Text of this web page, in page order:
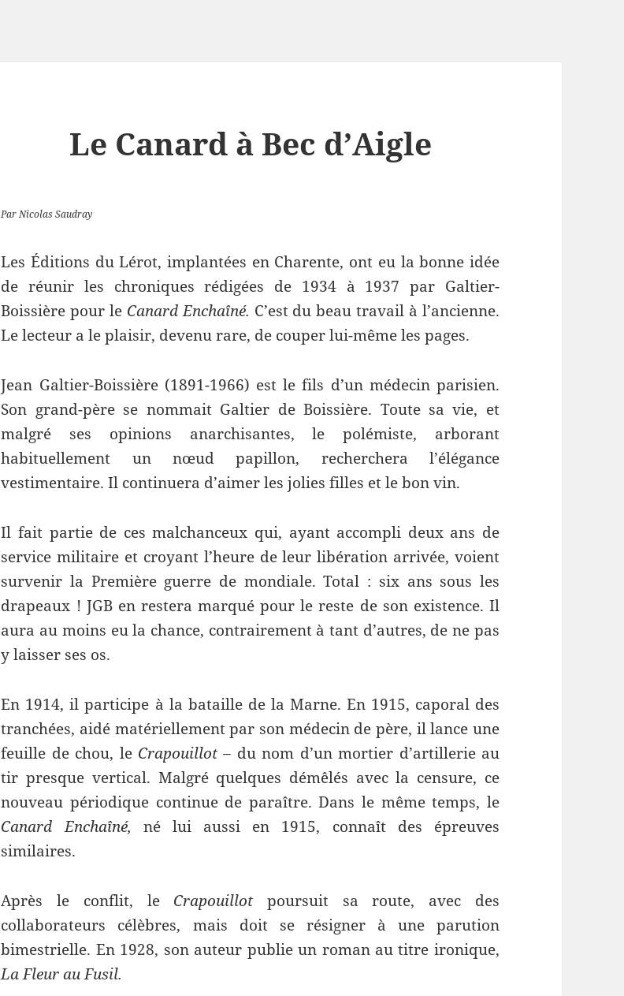
Le Canard à Bec d’Aigle
Par Nicolas Saudray
Les Éditions du Lérot, implantées en Charente, ont eu la bonne idée
de réunir les chroniques rédigées de 1934 à 1937 par Galtier-
Boissière pour le Canard Enchaîné. C’est du beau travail à l’ancienne.
Le lecteur a le plaisir, devenu rare, de couper lui-même les pages.
Jean Galtier-Boissière (1891-1966) est le fils d’un médecin parisien.
Son grand-père se nommait Galtier de Boissière. Toute sa vie, et
malgré ses opinions anarchisantes, le polémiste, arborant
habituellement un nœud papillon, recherchera l’élégance
vestimentaire. Il continuera d’aimer les jolies filles et le bon vin.
Il fait partie de ces malchanceux qui, ayant accompli deux ans de
service militaire et croyant l’heure de leur libération arrivée, voient
survenir la Première guerre de mondiale. Total : six ans sous les
drapeaux ! JGB en restera marqué pour le reste de son existence. Il
aura au moins eu la chance, contrairement à tant d’autres, de ne pas
y laisser ses os.
En 1914, il participe à la bataille de la Marne. En 1915, caporal des
tranchées, aidé matériellement par son médecin de père, il lance une
feuille de chou, le Crapouillot – du nom d’un mortier d’artillerie au
tir presque vertical. Malgré quelques démêlés avec la censure, ce
nouveau périodique continue de paraître. Dans le même temps, le
Canard Enchaîné, né lui aussi en 1915, connaît des épreuves
similaires.
Après le conflit, le Crapouillotpoursuit sa route, avec des
collaborateurs célèbres, mais doit se résigner à une parution
bimestrielle. En 1928, son auteur publie un roman au titre ironique,
La Fleur au Fusil.